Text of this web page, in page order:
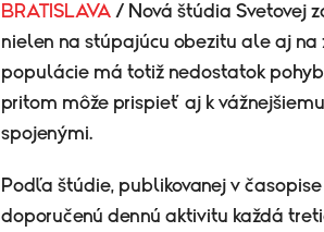
BRATISLAVA / Nová štúdia Svetovej
nielen na stúpajúcu obezitu ale aj
populácie má totiž nedostatok
pritom môže prispieť aj k
spojenými.
Podľa štúdie, publikovanej v časopise
doporučenú dennú aktivitu každá